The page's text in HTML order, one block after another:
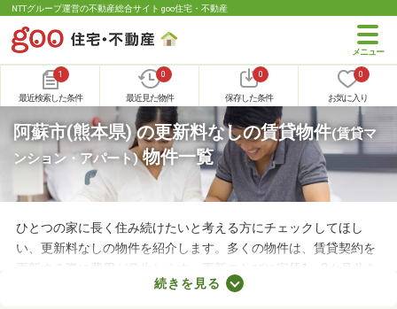
NTTグループ運営の不動産総合サイト goo住宅・不動産
1
最近検索した条件
0
最近見た物件
0
保存した条件
0
お気に入り
阿蘇市(熊本県) の更新料なしの賃貸物件(賃貸マ
ンション・アパート)物件一覧
ひとつの家に長く住み続けたいと考える方にチェックしてほし
い、更新料なしの物件を紹介します。多くの物件は、賃貸契約を
更新する際に費用が発生します。更新のたびに家賃1～2カ月分を
支払わなければならないので、支出が増える点がデメリットだと
続きを見る